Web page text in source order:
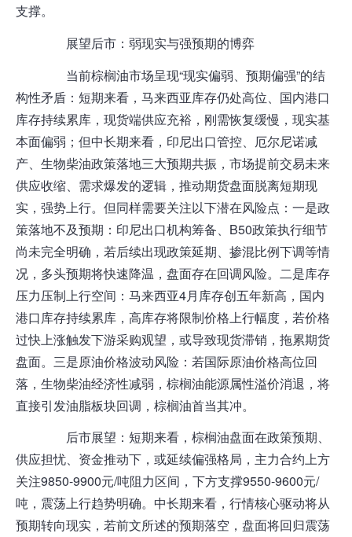
支撑。
展望后市：弱现实与强预期的博弈
当前棕榈油市场呈现“现实偏弱、预期偏强”的结
构性矛盾：短期来看，马来西亚库存仍处高位、国内港口
库存持续累库，现货端供应充裕，刚需恢复缓慢，现实基
本面偏弱；但中长期来看，印尼出口管控、厄尔尼诺减
产、生物柴油政策落地三大预期共振，市场提前交易未来
供应收缩、需求爆发的逻辑，推动期货盘面脱离短期现
实，强势上行。但同样需要关注以下潜在风险点：一是政
策落地不及预期：印尼出口机构筹备、B50政策执行细节
尚未完全明确，若后续出现政策延期、掺混比例下调等情
况，多头预期将快速降温，盘面存在回调风险。二是库存
压力压制上行空间：马来西亚4月库存创五年新高，国内
港口库存持续累库，高库存将限制价格上行幅度，若价格
过快上涨触发下游采购观望，或导致现货滞销，拖累期货
盘面。三是原油价格波动风险：若国际原油价格高位回
落，生物柴油经济性减弱，棕榈油能源属性溢价消退，将
直接引发油脂板块回调，棕榈油首当其冲。
后市展望：短期来看，棕榈油盘面在政策预期、
供应担忧、资金推动下，或延续偏强格局，主力合约上方
关注9850-9900元/吨阻力区间，下方支撑9550-9600元/
吨，震荡上行趋势明确。中长期来看，行情核心驱动将从
预期转向现实，若前文所述的预期落空，盘面将回归震荡